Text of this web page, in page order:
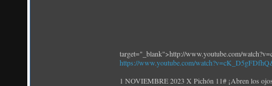
target="_blank">http://www.youtube.com/
https://www.youtube.com/
1 NOVIEMBRE 2023 X Pichón 11# ¡Abren los